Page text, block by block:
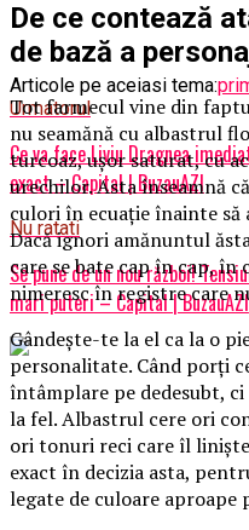
Articole pe aceiasi tema:
Urmatorul
Ce va face Liviu Dragnea
exact – Capital | BuzauAZI
Nu ratati
Se pune de un nou război!
mari puteri – Capital | BuzauAZI
De ce contează
de bază a
Tot farmecul vine din
nu seamănă cu albastrul
turcoaz, ușor saturat, cu
urechilor. Asta înseamnă
culori în ecuație înainte să
Dacă ignori amănuntul
care se bate cap în cap,
nimeresc în registre care
Gândește-te la el ca la o
personalitate. Când porți
întâmplare pe dedesubt,
la fel. Albastrul cere ori
ori tonuri reci care îl
exact în decizia asta,
legate de culoare aproape